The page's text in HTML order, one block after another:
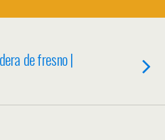
de fresno |